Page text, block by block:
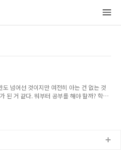
넘어선 것이지만 여전히 아는 건 없는 것
된 거 같다. 뭐부터 공부를 해야 할까? 학교
에 넣어놓은 잡동사니들처럼 난잡하고 쓸
더 자세히 써보면 이렇게 된다. 증상 수집(환